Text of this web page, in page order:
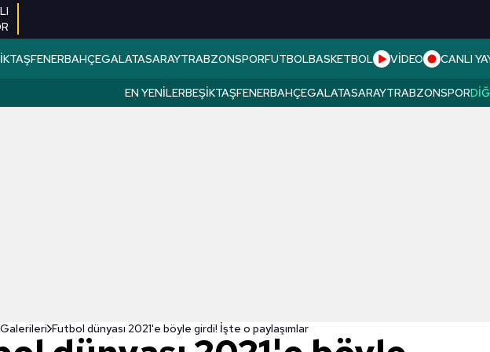
FENERBAHÇEGALATASARAYTRABZONSPORFUTBOLBASKETBOL VİDEO CANLI
EN YENILERBEŞIKTAŞFENERBAHÇEGALATASARAYTRABZONSPOR
Futbol dünyası 2021'e böyle girdi! İşte o paylaşımlar